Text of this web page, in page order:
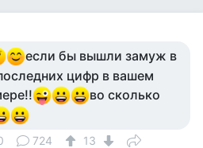
если бы вышли замуж в
цифр в вашем
во сколько
724 13